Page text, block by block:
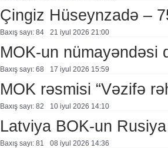
Çingiz Hüseynzadə –
Baxış sayı: 84 21 i̇yul 2026 21:00
MOK-un nümayəndəsi
Baxış sayı: 68 17 i̇yul 2026 15:59
MOK rəsmisi “Vəzifə
Baxış sayı: 82 10 i̇yul 2026 14:10
Latviya BOK-un
Baxış sayı: 81 08 i̇yul 2026 14:36